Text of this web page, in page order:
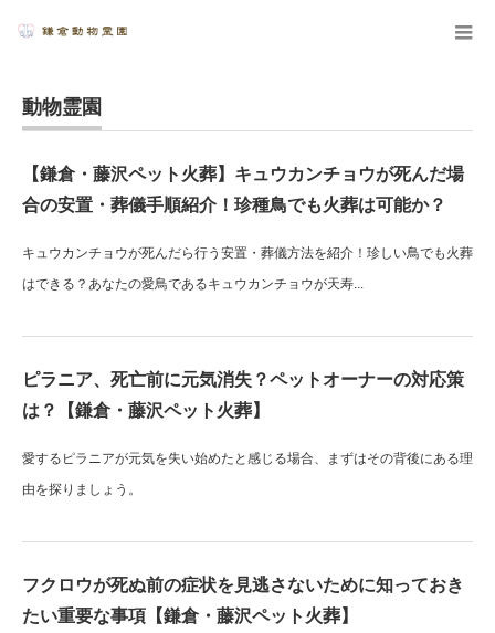
動物霊園
【鎌倉・藤沢ペット火葬】キュウカンチョウが死んだ場
合の安置・葬儀手順紹介！珍種鳥でも火葬は可能か？
キュウカンチョウが死んだら行う安置・葬儀方法を紹介！珍しい鳥でも火葬
はできる？あなたの愛鳥であるキュウカンチョウが天寿...
ピラニア、死亡前に元気消失？ペットオーナーの対応策
は？【鎌倉・藤沢ペット火葬】
愛するピラニアが元気を失い始めたと感じる場合、まずはその背後にある理
由を探りましょう。
フクロウが死ぬ前の症状を見逃さないために知っておき
たい重要な事項【鎌倉・藤沢ペット火葬】